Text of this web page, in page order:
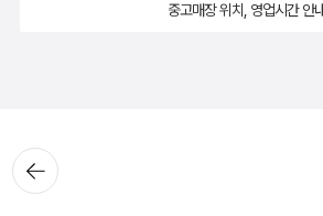
뒤로가
기
중고매장 위치, 영업시간 안